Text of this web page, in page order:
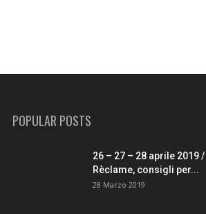
POPULAR POSTS
26 – 27 – 28 aprile 2019 /
Rèclame, consigli per...
28 Marzo 2019